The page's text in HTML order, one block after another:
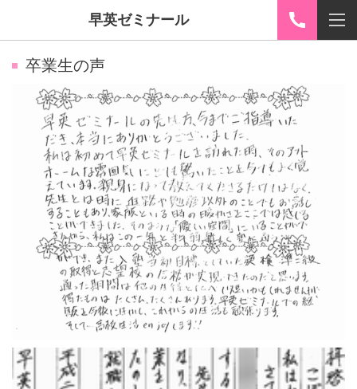
早英ゼミナール
卒業生の声